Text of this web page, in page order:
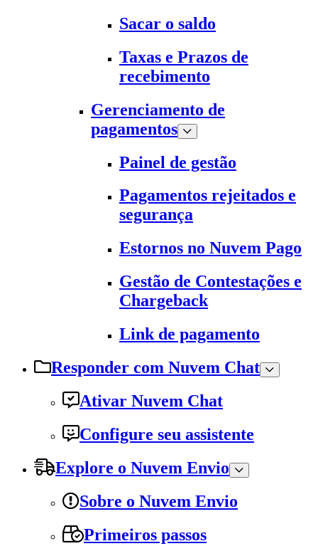
Sacar o saldo
Taxas e Prazos de
recebimento
Gerenciamento de
pagamentos
Painel de gestão
Pagamentos rejeitados e
segurança
Estornos no Nuvem Pago
Gestão de Contestações e
Chargeback
Link de pagamento
Responder com Nuvem Chat
Ativar Nuvem Chat
Configure seu assistente
Explore o Nuvem Envio
Sobre o Nuvem Envio
Primeiros passos